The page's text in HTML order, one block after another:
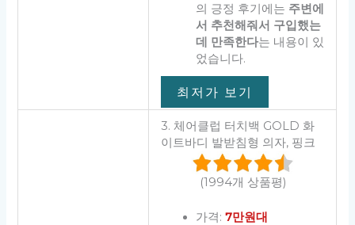
의 긍정 후기에는 주변에
서 추천해줘서 구입했는
데 만족한다는 내용이 있
었습니다.
최저가 보기
3. 체어클럽 터치백 GOLD 화
이트바디 발받침형 의자, 핑크
(1994개 상품평)
가격: 7만원대